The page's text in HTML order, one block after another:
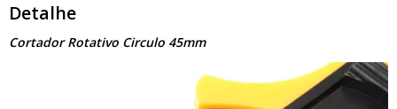
Detalhe
Cortador Rotativo Circulo 45mm